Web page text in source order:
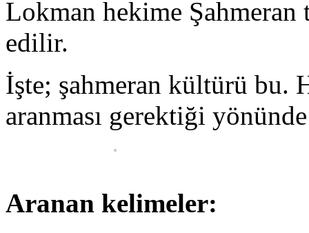
Lokman hekime
edilir.
İşte; şahmeran kültürü bu.
aranması gerektiği
Aranan kelimeler: